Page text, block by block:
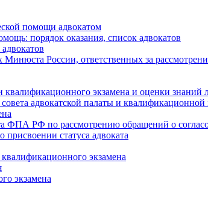
помощи адвокатом
порядок оказания, список адвокатов
России, ответственных за
экзамена и оценки знаний
адвокатской палаты и
ФПА РФ по рассмотрению обращений о
присвоении статуса адвоката
экзамена
экзамена